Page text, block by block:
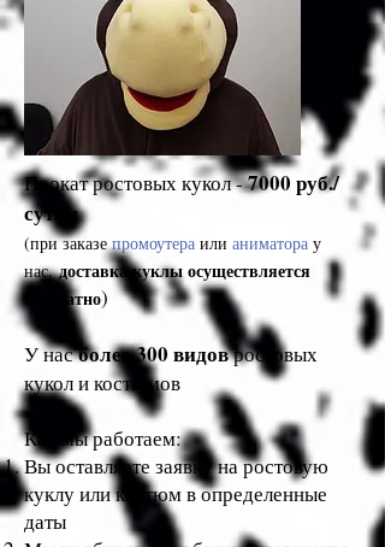
Прокат ростовых кукол -7000 руб./
сутки
(при заказепромоутера или аниматора у
нас,доставка куклы осуществляется
бесплатно)
У насболее 300 видовростовых
кукол и костюмов
Как мы работаем:
Вы оставляете заявку на ростовую
куклу или костюм в определенные
даты